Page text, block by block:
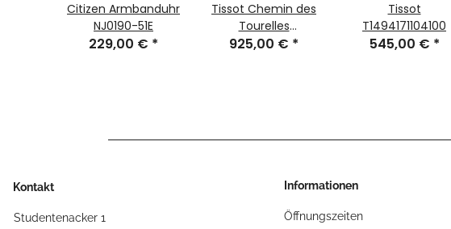
Citizen Armbanduhr
NJ0190-51E
229,00 € *
Tissot Chemin des
Tourelles
Powermatic 80 39
925,00 € *
Tissot
T1494171104100
545,00 € *
Kontakt
Studentenacker 1
Informationen
Öffnungszeiten